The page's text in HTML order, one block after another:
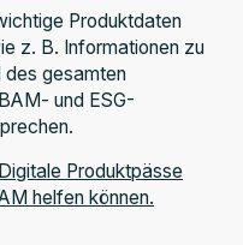
Produktdaten
z. B. Informationen zu
des gesamten
und ESG-
Produktpässe
helfen können.